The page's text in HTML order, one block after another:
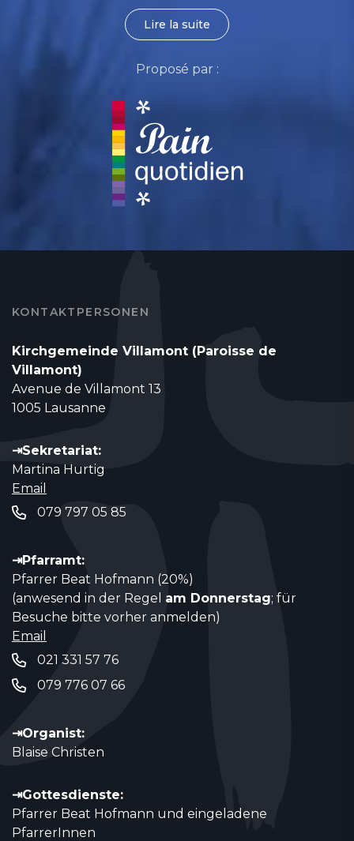
Lire la suite
Proposé par :
KONTAKTPERSONEN
Kirchgemeinde Villamont (Paroisse de
Villamont)
Avenue de Villamont 13
1005 Lausanne
⇥Sekretariat:
Martina Hurtig
Email
079 797 05 85
⇥Pfarramt:
Pfarrer Beat Hofmann (20%)
(anwesend in der Regel am Donnerstag; für
Besuche bitte vorher anmelden)
Email
021 331 57 76
079 776 07 66
⇥Organist:
Blaise Christen
⇥Gottesdienste:
Pfarrer Beat Hofmann und eingeladene
PfarrerInnen